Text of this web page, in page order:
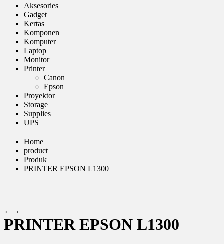
Aksesories
Gadget
Kertas
Komponen
Komputer
Laptop
Monitor
Printer
Canon
Epson
Proyektor
Storage
Supplies
UPS
Home
product
Produk
PRINTER EPSON L1300
← →
PRINTER EPSON L1300